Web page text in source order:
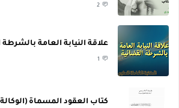
2
علاقة النيابة العامة
1
كتاب العقود المسماة